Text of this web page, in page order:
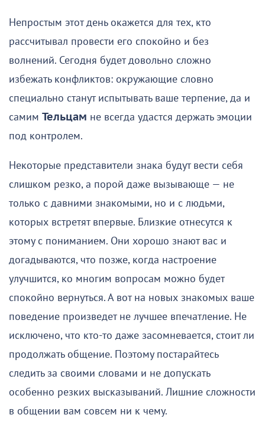
Непростым этот день окажется для тех, кто
рассчитывал провести его спокойно и без
волнений. Сегодня будет довольно сложно
избежать конфликтов: окружающие словно
специально станут испытывать ваше терпение, да и
самим Тельцам не всегда удастся держать эмоции
под контролем.
Некоторые представители знака будут вести себя
слишком резко, а порой даже вызывающе — не
только с давними знакомыми, но и с людьми,
которых встретят впервые. Близкие отнесутся к
этому с пониманием. Они хорошо знают вас и
догадываются, что позже, когда настроение
улучшится, ко многим вопросам можно будет
спокойно вернуться. А вот на новых знакомых ваше
поведение произведет не лучшее впечатление. Не
исключено, что кто-то даже засомневается, стоит ли
продолжать общение. Поэтому постарайтесь
следить за своими словами и не допускать
особенно резких высказываний. Лишние сложности
в общении вам совсем ни к чему.